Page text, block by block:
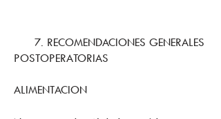
7. RECOMENDACIONES GENERALES
POSTOPERATORIAS
ALIMENTACION